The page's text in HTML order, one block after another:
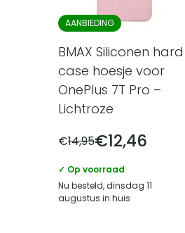
AANBIEDING
BMAX Siliconen hard
case hoesje voor
OnePlus 7T Pro –
Lichtroze
€14,95€12,46
✓ Op voorraad
Nu besteld, dinsdag 11
augustus in huis